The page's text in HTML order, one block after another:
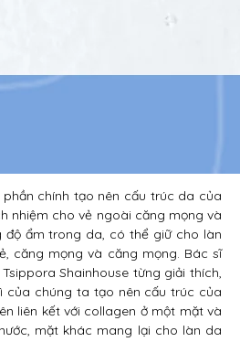
chính tạo nên cấu trúc da của
nhiệm cho vẻ ngoài căng mọng và
độ ẩm trong da, có thể giữ cho làn
căng mọng và căng mọng. Bác sĩ
Shainhouse từng giải thích,
của chúng ta tạo nên cấu trúc của
liên kết với collagen ở một mặt và
mặt khác mang lại cho làn da